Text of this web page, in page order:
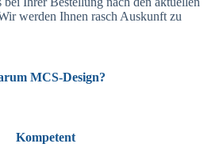
werden Ihnen rasch Auskunft zu
MCS-Design?
Kompetent